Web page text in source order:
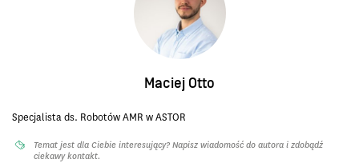
Maciej Otto
Specjalista ds. Robotów AMR w ASTOR
Temat jest dla Ciebie interesujący? Napisz wiadomość do autora i zdobądź
ciekawy kontakt.